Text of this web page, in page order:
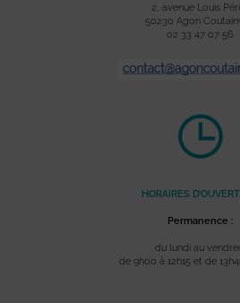
2, avenue Louis
50230 Agon
02 33 47 07 56
HORAIRES
Permanence :
du lundi au
de 9h00 à 12h15 et de